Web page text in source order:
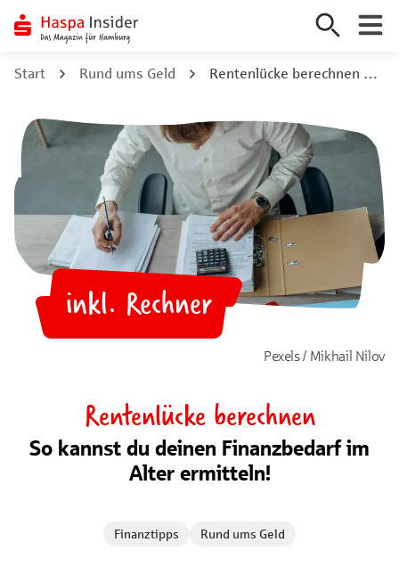
Inhalt
Start Rund ums Geld Rentenlücke berechnen So kannst du deinen Finanzbedarf im Alter ermitteln!
inkl. Rechner
💻 Pexels / Mikhail Nilov
Rentenlücke berechnen
So kannst du deinen Finanzbedarf im
Alter ermitteln!
Finanztipps Rund ums Geld